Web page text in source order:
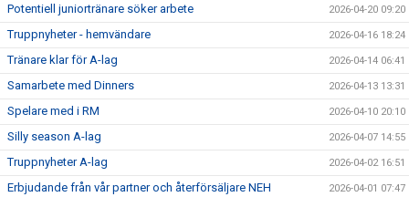
Potentiell juniortränare söker arbete 2026-04-20 09:20
Truppnyheter - hemvändare 2026-04-16 18:24
Tränare klar för A-lag 2026-04-14 06:41
Samarbete med Dinners 2026-04-13 13:31
Spelare med i RM 2026-04-10 20:10
Silly season A-lag 2026-04-07 14:55
Truppnyheter A-lag 2026-04-02 16:51
Erbjudande från vår partner och återförsäljare NEH 2026-04-01 07:47